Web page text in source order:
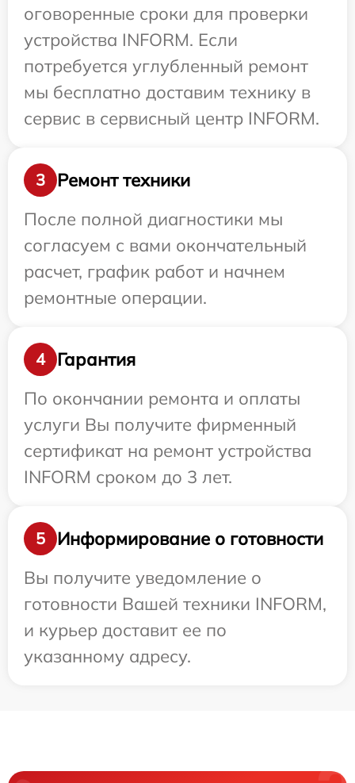
оговоренные сроки для проверки
устройства INFORM. Если
потребуется углубленный ремонт
мы бесплатно доставим технику в
сервис в сервисный центр INFORM.
3
Ремонт техники
После полной диагностики мы
согласуем с вами окончательный
расчет, график работ и начнем
ремонтные операции.
4
Гарантия
По окончании ремонта и оплаты
услуги Вы получите фирменный
сертификат на ремонт устройства
INFORM сроком до 3 лет.
5
Информирование о готовности
Вы получите уведомление о
готовности Вашей техники INFORM,
и курьер доставит ее по
указанному адресу.